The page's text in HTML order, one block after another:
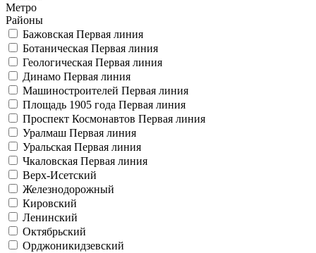
Метро
Районы
Бажовская Первая линия
Ботаническая Первая линия
Геологическая Первая линия
Динамо Первая линия
Машиностроителей Первая линия
Площадь 1905 года Первая линия
Проспект Космонавтов Первая линия
Уралмаш Первая линия
Уральская Первая линия
Чкаловская Первая линия
Верх-Исетский
Железнодорожный
Кировский
Ленинский
Октябрьский
Орджоникидзевский